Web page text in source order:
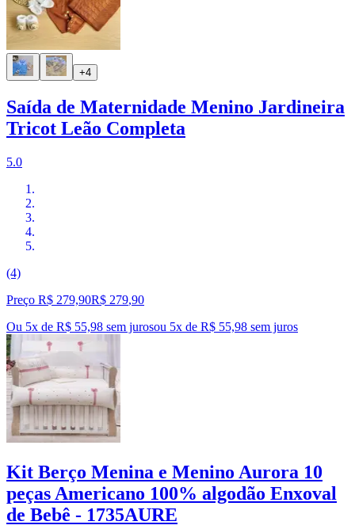
+4
Saída de Maternidade Menino Jardineira
Tricot Leão Completa
5.0
(4)
Preço R$ 279,90R$ 279,90
Ou 5x de R$ 55,98 sem jurosou 5x de R$ 55,98 sem juros
Kit Berço Menina e Menino Aurora 10
peças Americano 100% algodão Enxoval
de Bebê - 1735AURE